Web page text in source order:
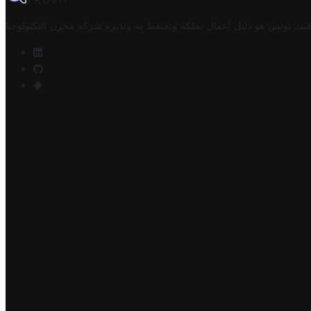
تونس هو دليل أعمال تملكه وتحتفظ به وتديره شركة مخزن التكنولوجيا